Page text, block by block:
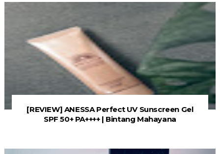
[REVIEW] ANESSA Perfect UV Sunscreen Gel
SPF 50+ PA++++ | Bintang Mahayana